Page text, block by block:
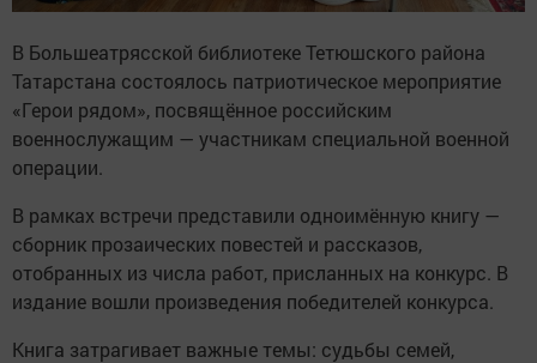
В Большеатрясской библиотеке Тетюшского района
Татарстана состоялось патриотическое мероприятие
«Герои рядом», посвящённое российским
военнослужащим — участникам специальной военной
операции.
В рамках встречи представили одноимённую книгу —
сборник прозаических повестей и рассказов,
отобранных из числа работ, присланных на конкурс. В
издание вошли произведения победителей конкурса.
Книга затрагивает важные темы: судьбы семей,